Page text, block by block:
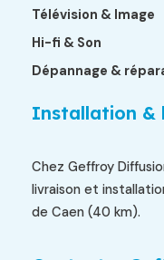
Télévision & Image
Hi-fi & Son
Dépannage &
Installation &
Chez Geffroy
livraison et
de Caen (40 km).